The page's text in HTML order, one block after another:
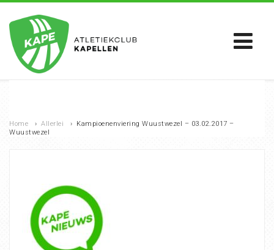
Home › Allerlei › Kampioenenviering Wuustwezel – 03.02.2017 –
Wuustwezel